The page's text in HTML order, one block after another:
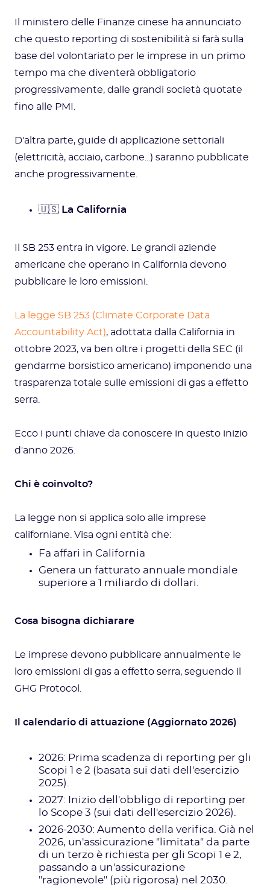
Il ministero delle Finanze cinese ha annunciato
che questo reporting di sostenibilità si farà sulla
base del volontariato per le imprese in un primo
tempo ma che diventerà obbligatorio
progressivamente, dalle grandi società quotate
fino alle PMI.
D'altra parte, guide di applicazione settoriali
(elettricità, acciaio, carbone...) saranno pubblicate
anche progressivamente.
🇺🇸 La California
Il SB 253 entra in vigore. Le grandi aziende
americane che operano in California devono
pubblicare le loro emissioni.
La legge SB 253 (Climate Corporate Data
Accountability Act), adottata dalla California in
ottobre 2023, va ben oltre i progetti della SEC (il
gendarme borsistico americano) imponendo una
trasparenza totale sulle emissioni di gas a effetto
serra.
Ecco i punti chiave da conoscere in questo inizio
d'anno 2026.
Chi è coinvolto?
La legge non si applica solo alle imprese
californiane. Visa ogni entità che:
Fa affari in California
Genera un fatturato annuale mondiale
superiore a 1 miliardo di dollari.
Cosa bisogna dichiarare
Le imprese devono pubblicare annualmente le
loro emissioni di gas a effetto serra, seguendo il
GHG Protocol.
Il calendario di attuazione (Aggiornato 2026)
2026: Prima scadenza di reporting per gli
Scopi 1 e 2 (basata sui dati dell'esercizio
2025).
2027: Inizio dell'obbligo di reporting per
lo Scope 3 (sui dati dell'esercizio 2026).
2026-2030: Aumento della verifica. Già nel
2026, un'assicurazione "limitata" da parte
di un terzo è richiesta per gli Scopi 1 e 2,
passando a un'assicurazione
"ragionevole" (più rigorosa) nel 2030.